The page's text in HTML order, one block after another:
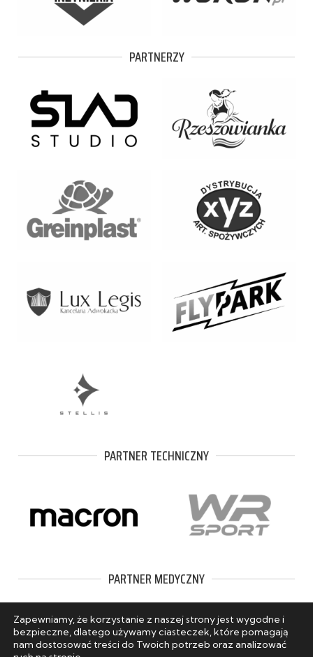
PARTNERZY
PARTNER TECHNICZNY
PARTNER MEDYCZNY
Zapewniamy, że korzystanie z naszej strony jest wygodne i
bezpieczne, dlatego używamy ciasteczek, które pomagają
nam dostosować treści do Twoich potrzeb oraz analizować